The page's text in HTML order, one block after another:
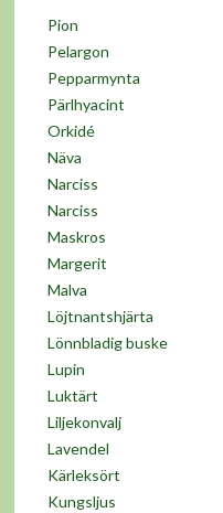
Pion
Pelargon
Pepparmynta
Pärlhyacint
Orkidé
Näva
Narciss
Narciss
Maskros
Margerit
Malva
Löjtnantshjärta
Lönnbladig buske
Lupin
Luktärt
Liljekonvalj
Lavendel
Kärleksört
Kungsljus